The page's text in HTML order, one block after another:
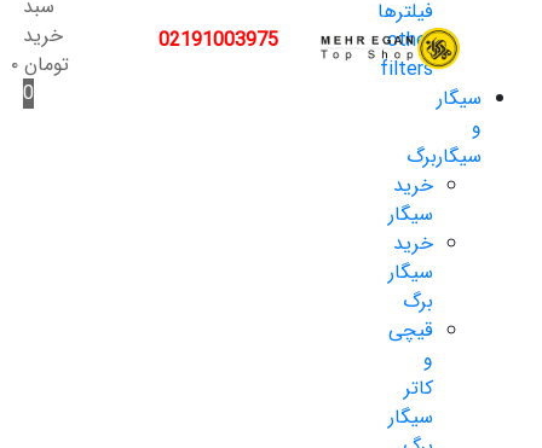
فیلترها
other
filters
سیگار
و
سیگاربرگ
خرید
سیگار
خرید
سیگار
برگ
قیچی
و
کاتر
سیگار
02191003975
سبد
خرید
تومان۰
0